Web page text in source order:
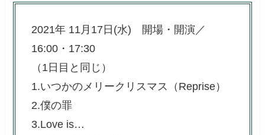
2021年 11月17日(水) 開場・開演／
16:00・17:30
（1日目と同じ）
1.いつかのメリークリスマス（Reprise）
2.僕の罪
3.Love is…